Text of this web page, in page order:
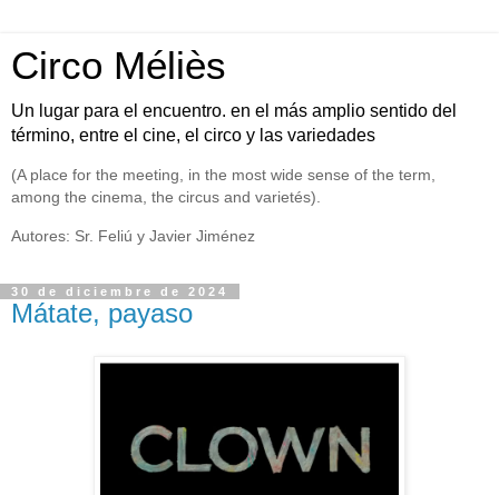
Circo Méliès
Un lugar para el encuentro. en el más amplio sentido del
término, entre el cine, el circo y las variedades
(A place for the meeting, in the most wide sense of the term,
among the cinema, the circus and varietés).
Autores: Sr. Feliú y Javier Jiménez
30 de diciembre de 2024
Mátate, payaso